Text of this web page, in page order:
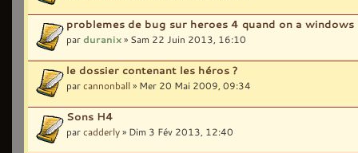
problemes de bug sur heroes 4 quand on a windows
parduranix» Sam 22 Juin 2013, 16:10
le dossier contenant les héros ?
parcannonball» Mer 20 Mai 2009, 09:34
Sons H4
parcadderly» Dim 3 Fév 2013, 12:40